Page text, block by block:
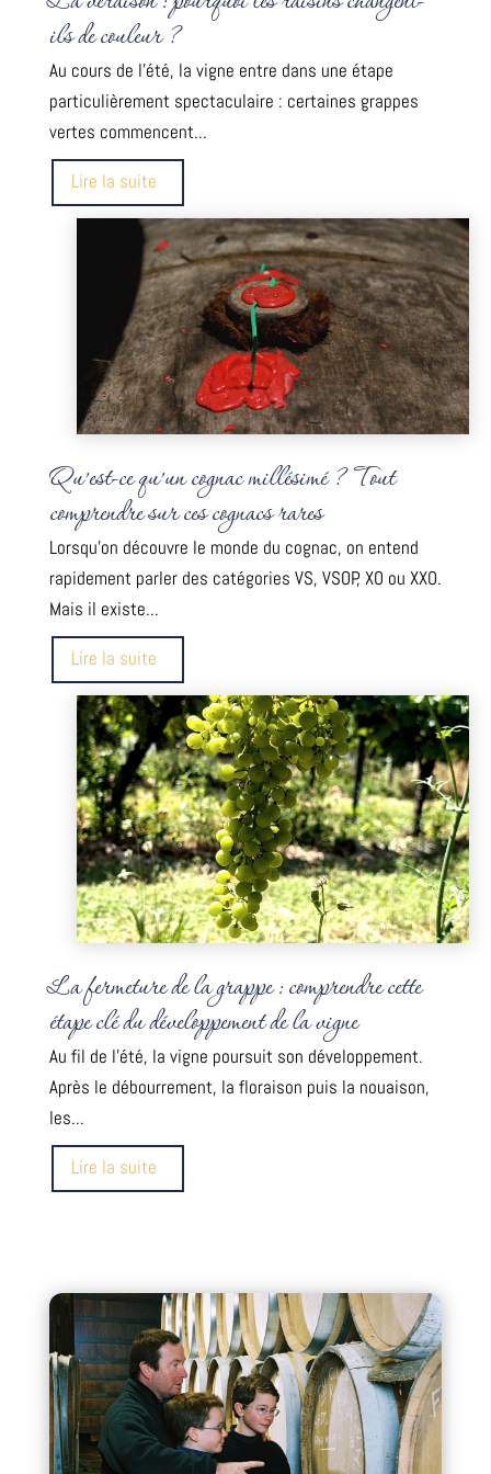
ils de couleur ?
Au cours de l'été, la vigne entre dans une étape
particulièrement spectaculaire : certaines grappes
vertes commencent...
Lire la suite
Qu’est-ce qu’un cognac millésimé ? Tout
comprendre sur ces cognacs rares
Lorsqu'on découvre le monde du cognac, on entend
rapidement parler des catégories VS, VSOP, XO ou XXO.
Mais il existe...
Lire la suite
La fermeture de la grappe : comprendre cette
étape clé du développement de la vigne
Au fil de l'été, la vigne poursuit son développement.
Après le débourrement, la floraison puis la nouaison,
les...
Lire la suite